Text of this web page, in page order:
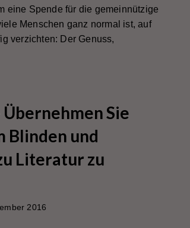
eine Spende für die gemeinnützige
Menschen ganz normal ist, auf
verzichten: Der Genuss,
Übernehmen Sie
Blinden und
Literatur zu
2016